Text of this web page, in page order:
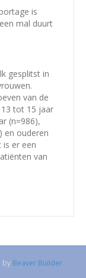
is
mal duurt
gesplitst in
van de
13 tot 15 jaar
(n=986),
en ouderen
is er een
van
by Beaver Builder